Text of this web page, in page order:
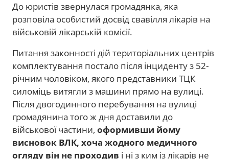
До юристів звернулася громадянка, яка
розповіла особистий досвід свавілля лікарів на
військовій лікарській комісії.
Питання законності дій територіальних центрів
комплектування постало після інциденту з 52-
річним чоловіком, якого представники ТЦК
силоміць витягли з машини прямо на вулиці.
Після двогодинного перебування на вулиці
громадянина того ж дня доставили до
військової частини, оформивши йому
висновок ВЛК, хоча жодного медичного
огляду він не проходив і ні з ким із лікарів не